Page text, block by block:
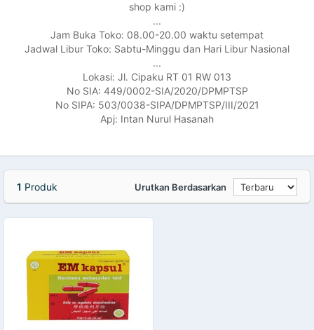
shop kami :)
...
Jam Buka Toko: 08.00-20.00 waktu setempat
Jadwal Libur Toko: Sabtu-Minggu dan Hari Libur Nasional
...
Lokasi: Jl. Cipaku RT 01 RW 013
No SIA: 449/0002-SIA/2020/DPMPTSP
No SIPA: 503/0038-SIPA/DPMPTSP/III/2021
Apj: Intan Nurul Hasanah
1 Produk Urutkan Berdasarkan